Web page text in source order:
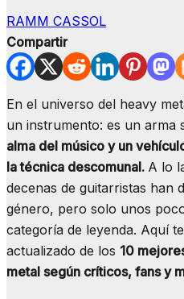
RAMM CASSOL
Compartir
En el universo del heavy
un instrumento: es un arma
alma del músico y un
la técnica descomunal. A lo
decenas de guitarristas han
género, pero solo unos
categoría de leyenda. Aquí
actualizado de los 10
metal según críticos, fans y